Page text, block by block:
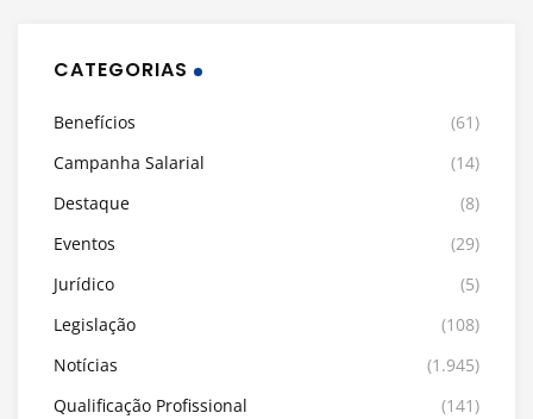
CATEGORIAS
Benefícios
(61)
Campanha Salarial
(14)
Destaque
(8)
Eventos
(29)
Jurídico
(5)
Legislação
(108)
Notícias
(1.945)
Qualificação Profissional
(141)